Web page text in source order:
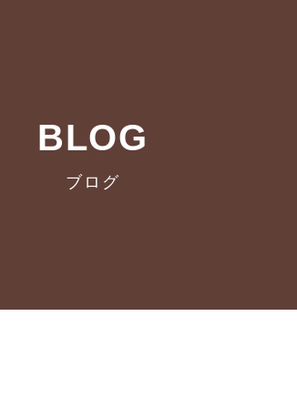
BLOG
ブログ